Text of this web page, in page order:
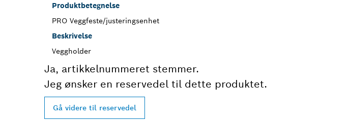
Produktbetegnelse
PRO Veggfeste/justeringsenhet
Beskrivelse
Veggholder
Ja, artikkelnummeret stemmer.
Jeg ønsker en reservedel til dette produktet.
Gå videre til reservedel